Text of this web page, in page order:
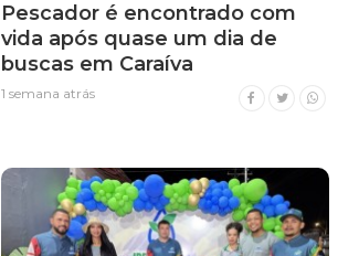
Pescador é encontrado com
vida após quase um dia de
buscas em Caraíva
1 semana atrás